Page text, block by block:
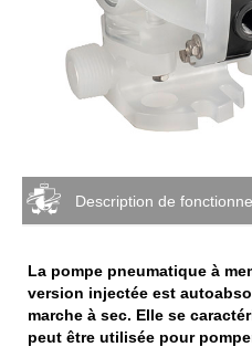
Description de
La pompe pneumatique à
version injectée est
marche à sec. Elle se
peut être utilisée pour